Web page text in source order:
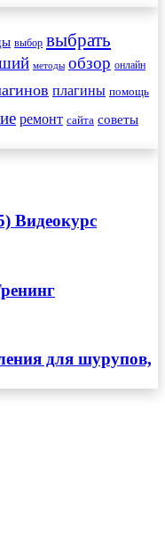
выбор выбрать
методы обзор онлайн
плагины помощь
ремонт сайта советы
Видеокурс
для шурупов,